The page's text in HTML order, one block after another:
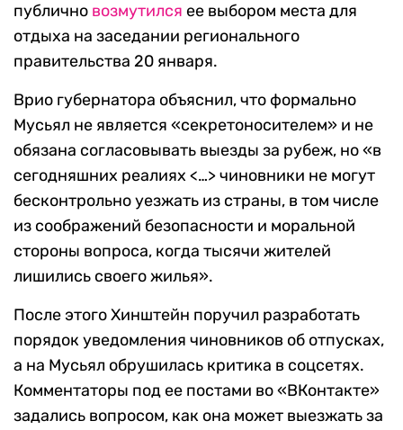
публично возмутился ее выбором места для
отдыха на заседании регионального
правительства 20 января.
Врио губернатора объяснил, что формально
Мусьял не является «секретоносителем» и не
обязана согласовывать выезды за рубеж, но «в
сегодняшних реалиях <…> чиновники не могут
бесконтрольно уезжать из страны, в том числе
из соображений безопасности и моральной
стороны вопроса, когда тысячи жителей
лишились своего жилья».
После этого Хинштейн поручил разработать
порядок уведомления чиновников об отпусках,
а на Мусьял обрушилась критика в соцсетях.
Комментаторы под ее постами во «ВКонтакте»
задались вопросом, как она может выезжать за